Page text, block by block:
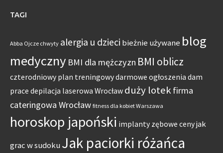
TAGI
Abba Ojcze chwyty alergia u dzieci bieżnie używane blog
medyczny BMI dla mężczyzn BMI oblicz
czterodniowy plan treningowydarmowe ogłoszenia dam
prace depilacja laserowa Wrocław duży lotekfirma
cateringowa Wrocław fitness dla kobiet Warszawa
horoskop japoński implanty zębowe cenyjak
grac w sudoku Jak paciorki różańca